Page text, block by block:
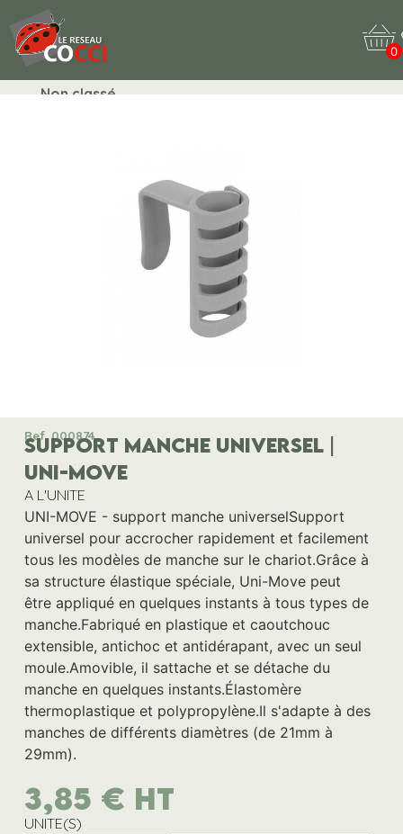
0
Non classé
Ref. 000874
SUPPORT MANCHE UNIVERSEL |
UNI-MOVE
A L'UNITE
UNI-MOVE - support manche universelSupport
universel pour accrocher rapidement et facilement
tous les modèles de manche sur le chariot.Grâce à
sa structure élastique spéciale, Uni-Move peut
être appliqué en quelques instants à tous types de
manche.Fabriqué en plastique et caoutchouc
extensible, antichoc et antidérapant, avec un seul
moule.Amovible, il sattache et se détache du
manche en quelques instants.Élastomère
thermoplastique et polypropylène.Il s'adapte à des
manches de différents diamètres (de 21mm à
29mm).
3,85 € HT
UNITE(S)